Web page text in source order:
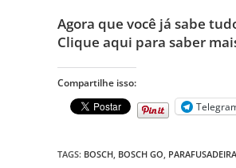
Agora que você já sabe
Clique aqui para saber
Compartilhe isso:
TAGS: BOSCH, BOSCH GO, PARAFUSADEIRA